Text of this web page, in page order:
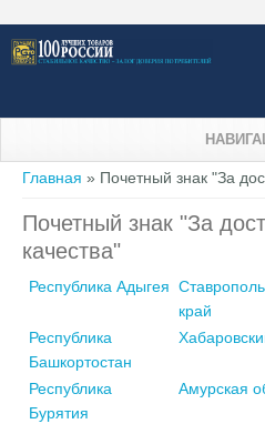
Вы здесь
Главная » Почетный знак "За
Почетный знак "За
качества"
Республика Адыгея
край
Республика
Башкортостан
Республика
Бурятия
Амурская